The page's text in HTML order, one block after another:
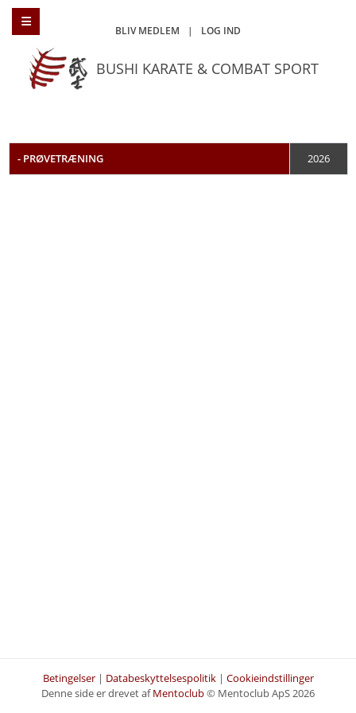
BLIV MEDLEM | LOG IND
BUSHI KARATE & COMBAT SPORT
- PRØVETRÆNING 2026
Betingelser | Databeskyttelsespolitik | Cookieindstillinger
Denne side er drevet afMentoclub© Mentoclub ApS 2026